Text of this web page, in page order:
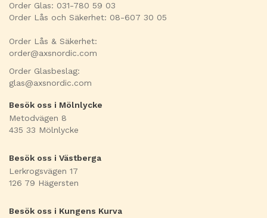
Order Glas: 031-780 59 03
Order Lås och Säkerhet: 08-607 30 05
Order Lås & Säkerhet:
order@axsnordic.com
Order Glasbeslag:
glas@axsnordic.com
Besök oss i Mölnlycke
Metodvägen 8
435 33 Mölnlycke
Besök oss i Västberga
Lerkrogsvägen 17
126 79 Hägersten
Besök oss i Kungens Kurva